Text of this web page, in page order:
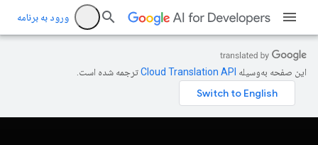
ورود به برنامه
این صفحه به‌وسیله ترجمه شده است.